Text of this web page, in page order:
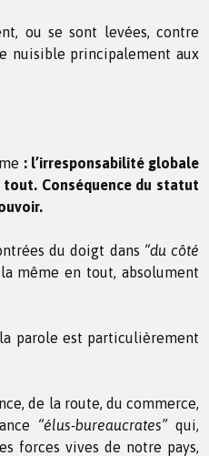
ou se sont levées, contre
nuisible principalement aux
: l’irresponsabilité globale
Conséquence du statut
du doigt dans “du côté
même en tout, absolument
parole est particulièrement
de la route, du commerce,
“élus-bureaucrates”qui,
forces vives de notre pays,